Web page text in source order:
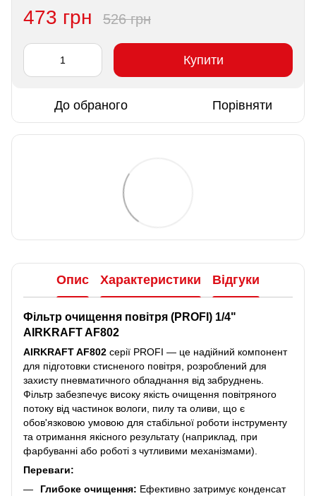
473 грн 526 грн
Купити
До обраного Порівняти
Опис Характеристики Відгуки
Фільтр очищення повітря (PROFI) 1/4"
AIRKRAFT AF802
AIRKRAFT AF802 серії PROFI — це надійний компонент
для підготовки стисненого повітря, розроблений для
захисту пневматичного обладнання від забруднень.
Фільтр забезпечує високу якість очищення повітряного
потоку від частинок вологи, пилу та оливи, що є
обов'язковою умовою для стабільної роботи інструменту
та отримання якісного результату (наприклад, при
фарбуванні або роботі з чутливими механізмами).
Переваги:
Глибоке очищення: Ефективно затримує конденсат